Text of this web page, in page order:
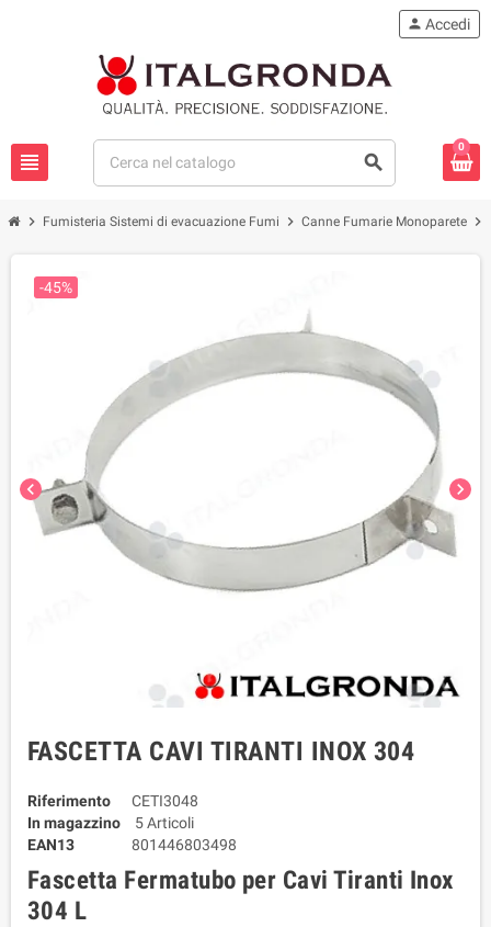
view_headline search
person Accedi
0
chevron_right Fumisteria Sistemi di evacuazione Fumi chevron_right Canne Fumarie Monoparete chevron_right
chevron_left chevron_right
-45%
FASCETTA CAVI TIRANTI INOX 304
Riferimento
CETI3048
In magazzino
5 Articoli
EAN13
801446803498
Fascetta Fermatubo per Cavi Tiranti Inox
304 L